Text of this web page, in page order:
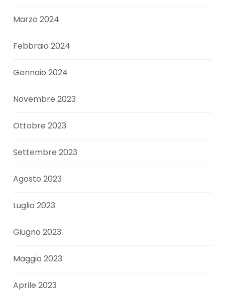
Marzo 2024
Febbraio 2024
Gennaio 2024
Novembre 2023
Ottobre 2023
Settembre 2023
Agosto 2023
Luglio 2023
Giugno 2023
Maggio 2023
Aprile 2023